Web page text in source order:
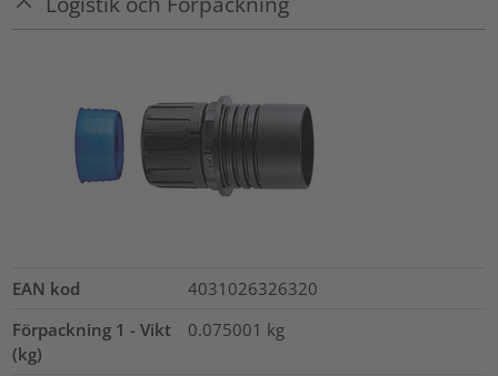
EAN kod
4031026326320
Förpackning 1 - Vikt
(kg)
0.075001 kg